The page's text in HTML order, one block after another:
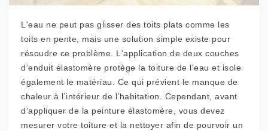
L'eau ne peut pas glisser des toits plats comme les
toits en pente, mais une solution simple existe pour
résoudre ce problème. L'application de deux couches
d'enduit élastomère protège la toiture de l'eau et isole
également le matériau. Ce qui prévient le manque de
chaleur à l'intérieur de l’habitation. Cependant, avant
d'appliquer de la peinture élastomère, vous devez
mesurer votre toiture et la nettoyer afin de pourvoir un